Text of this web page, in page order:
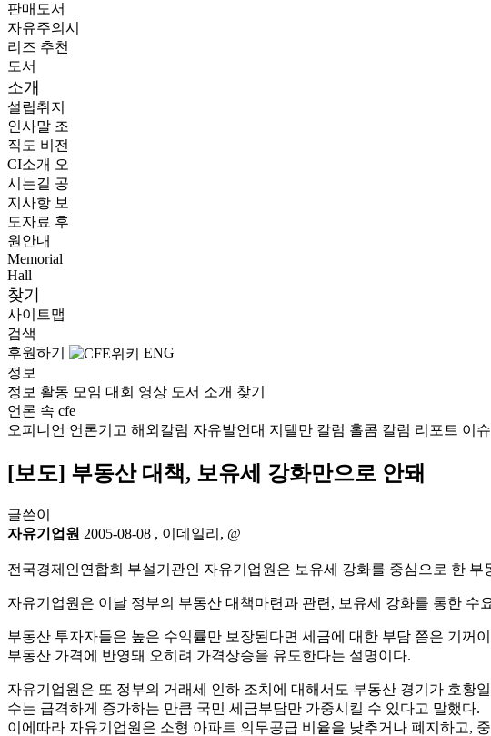
판매도서
자유주의시
리즈 추천
도서
소개
설립취지
인사말 조
직도 비전
CI소개 오
시는길 공
지사항 보
도자료 후
원안내
Memorial
Hall
찾기
사이트맵
검색
후원하기
ENG
정보
정보 활동 모임 대회 영상 도서 소개 찾기
언론 속 cfe
오피니언 언론기고 해외칼럼 자유발언대 지텔만 칼럼 홀콤 칼럼 리포트 이
[보도] 부동산 대책, 보유세 강화만으로 안돼
글쓴이
자유기업원 2005-08-08 , 이데일리, @
전국경제인연합회 부설기관인 자유기업원은 보유세 강화를 중심으로 한
자유기업원은 이날 정부의 부동산 대책마련과 관련, 보유세 강화를 통한
부동산 투자자들은 높은 수익률만 보장된다면 세금에 대한 부담 쯤은 기꺼
부동산 가격에 반영돼 오히려 가격상승을 유도한다는 설명이다.
자유기업원은 또 정부의 거래세 인하 조치에 대해서도 부동산 경기가 호황
수는 급격하게 증가하는 만큼 국민 세금부담만 가중시킬 수 있다고 말했다.
이에따라 자유기업원은 소형 아파트 의무공급 비율을 낮추거나 폐지하고,